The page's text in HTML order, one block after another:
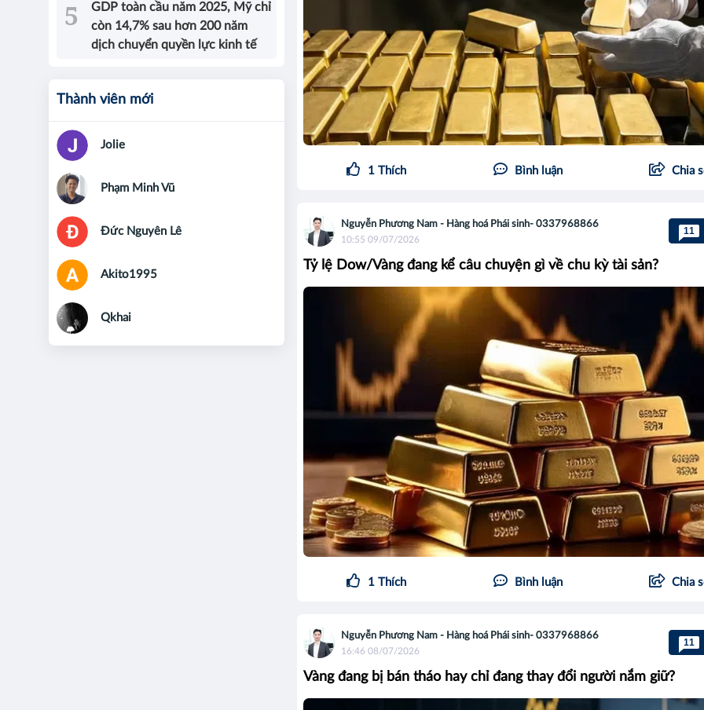
1 Thích Bình luận Chia
Nguyễn Phương Nam - Hàng hoá Phái sinh- 0337968866
10:55 09/07/2026
11
Tỷ lệ Dow/Vàng đang kể câu chuyện gì về chu kỳ tài sản?
1 Thích Bình luận Chia
Nguyễn Phương Nam - Hàng hoá Phái sinh- 0337968866
16:46 08/07/2026
11
Vàng đang bị bán tháo hay chỉ đang thay đổi người nắm giữ?
GDP toàn cầu năm 2025, Mỹ chỉ
còn 14,7% sau hơn 200 năm
dịch chuyển quyền lực kinh tế
Thành viên mới
Jolie
Phạm Minh Vũ
Đức Nguyên Lê
Akito1995
Qkhai